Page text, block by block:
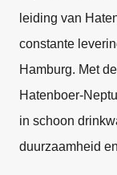
leiding van
constante
Hamburg. Met
Hatenboer-
in schoon
duurzaamheid